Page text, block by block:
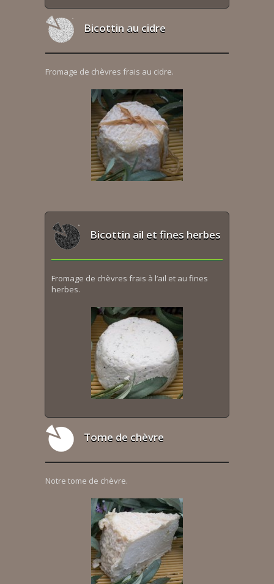
Bicottin au cidre
Fromage de chèvres frais au cidre.
Bicottin ail et fines herbes
Fromage de chèvres frais à l’ail et au fines
herbes.
Tome de chèvre
Notre tome de chèvre.